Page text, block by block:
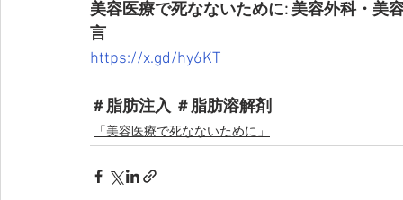
美容医療で死なないために: 美容外科・美
言
https://x.gd/hy6KT
＃脂肪注入 ＃脂肪溶解剤
「美容医療で死なないために」